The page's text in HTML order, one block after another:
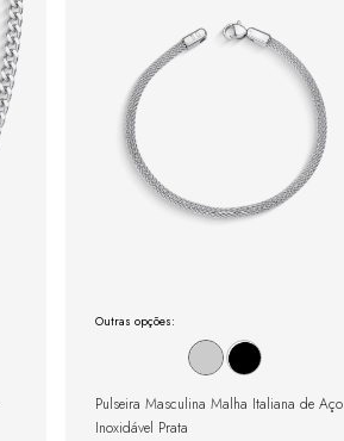
Outras opções:
Pulseira Masculina Malha Italiana de Aço
Inoxidável Prata